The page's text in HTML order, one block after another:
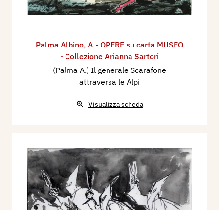
Palma Albino, A - OPERE su carta MUSEO
- Collezione Arianna Sartori
(Palma A.) Il generale Scarafone
attraversa le Alpi
Visualizza scheda